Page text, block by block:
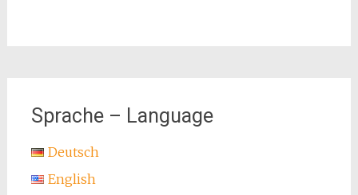
Sprache – Language
Deutsch
English